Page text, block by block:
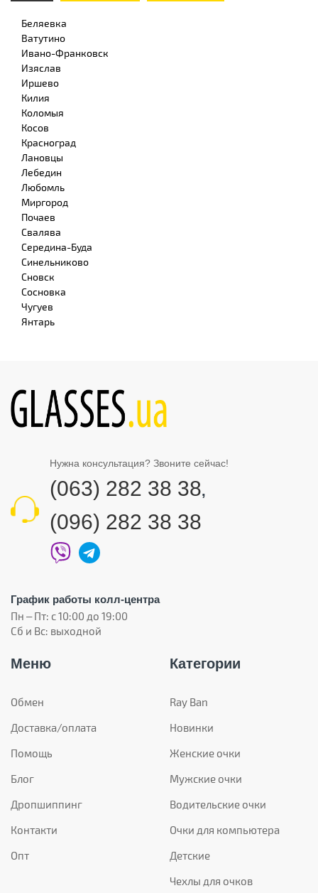
Беляевка
Ватутино
Ивано-Франковск
Изяслав
Иршево
Килия
Коломыя
Косов
Красноград
Лановцы
Лебедин
Любомль
Миргород
Почаев
Свалява
Середина-Буда
Синельниково
Сновск
Сосновка
Чугуев
Янтарь
Нужна консультация? Звоните сейчас!
(063) 282 38 38,
(096) 282 38 38
График работы колл-центра
Пн – Пт: с 10:00 до 19:00
Сб и Вс: выходной
Меню
Обмен
Доставка/оплата
Помощь
Блог
Дропшиппинг
Контакти
Опт
Категории
Ray Ban
Новинки
Женские очки
Мужские очки
Водительские очки
Очки для компьютера
Детские
Чехлы для очков